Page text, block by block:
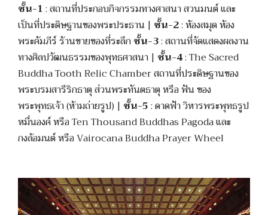
ชั้น-1: สถานที่ประกอบกิจกรรมทางศาสนา สวนมนต์ และ
เป็นที่ประดิษฐานของพระประธาน | ชั้น-2: ห้องสมุด ห้อง
พระคัมภีร์ ร้านขายของที่ระลึกชั้น-3: สถานที่จัดแสดงผลงาน
ทางศิลปวัฒนธรรมของพุทธศาสนา | ชั้น-4: The Sacred
Buddha Tooth Relic Chamber สถานที่ประดิษฐานของ
พระบรมสารีริกธาตุ ส่วนพระทันตธาตุ หรือ ฟัน ของ
พระพุทธเจ้า (ห้ามถ่ายรูป) | ชั้น-5: ดาดฟ้า วิหารพระพุทธรูป
หมื่นองค์ หรือ Ten Thousand Buddhas Pagoda และ
กงล้อมนต์ หรือ Vairocana Buddha Prayer Wheel